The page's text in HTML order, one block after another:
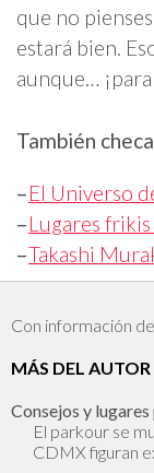
que no
estará bien.
aunque…
También
–El Universo
–Lugares
–Takashi
Con información
MÁS DEL AUTOR
Consejos y
El parkour se
CDMX figuran